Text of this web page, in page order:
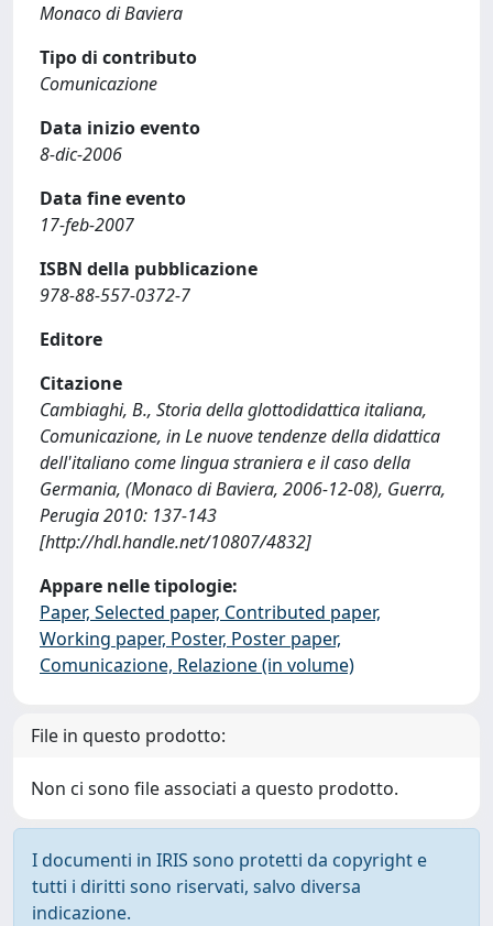
Monaco di Baviera
Tipo di contributo
Comunicazione
Data inizio evento
8-dic-2006
Data fine evento
17-feb-2007
ISBN della pubblicazione
978-88-557-0372-7
Editore
Citazione
Cambiaghi, B., Storia della glottodidattica italiana,
Comunicazione, in Le nuove tendenze della didattica
dell'italiano come lingua straniera e il caso della
Germania, (Monaco di Baviera, 2006-12-08), Guerra,
Perugia 2010: 137-143
[http://hdl.handle.net/10807/4832]
Appare nelle tipologie:
Paper, Selected paper, Contributed paper,
Working paper, Poster, Poster paper,
Comunicazione, Relazione (in volume)
File in questo prodotto:
Non ci sono file associati a questo prodotto.
I documenti in IRIS sono protetti da copyright e
tutti i diritti sono riservati, salvo diversa
indicazione.